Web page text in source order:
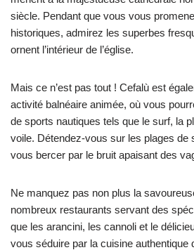
siècle. Pendant que vous vous
historiques, admirez les superbes
ornent l’intérieur de l’église.
Mais ce n’est pas tout ! Cefalù est
activité balnéaire animée, où vous
de sports nautiques tels que le surf, la
voile. Détendez-vous sur les plages de
vous bercer par le bruit apaisant des
Ne manquez pas non plus la
nombreux restaurants servant des
que les arancini, les cannoli et le
vous séduire par la cuisine authentique